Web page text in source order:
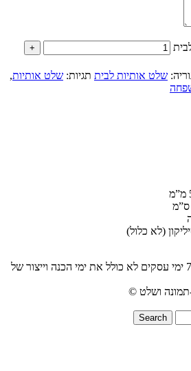
שלט אותיות לבית תגיות: שלט אותיות,
(לא כלול)
זמני משלוחים עד הבית עד 7 ימי עסקים לא כולל את ימי הכנה וייצור של
Search